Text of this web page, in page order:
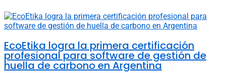
EcoEtika logra la primera certificación
profesional para software de gestión de
huella de carbono en Argentina